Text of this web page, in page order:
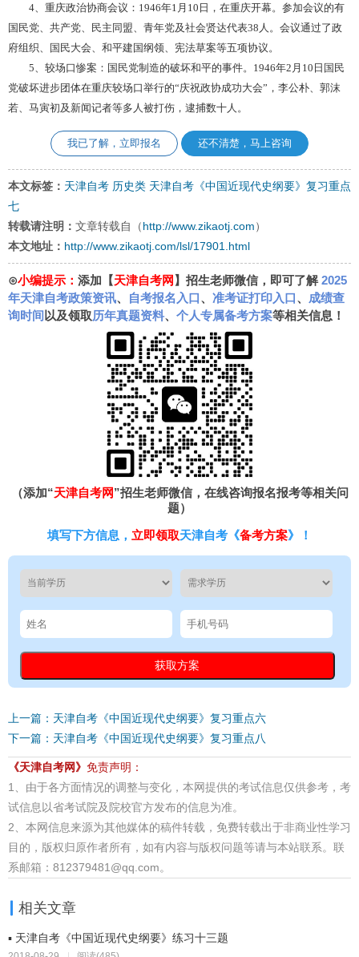
4、重庆政治协商会议：1946年1月10日，在重庆开幕。参加会议的有
国民党、共产党、民主同盟、青年党及社会贤达代表38人。会议通过了政
府组织、国民大会、和平建国纲领、宪法草案等五项协议。
5、较场口惨案：国民党制造的破坏和平的事件。1946年2月10日国民
党破坏进步团体在重庆较场口举行的“庆祝政协成功大会”，李公朴、郭沫
若、马寅初及新闻记者等多人被打伤，逮捕数十人。
我已了解，立即报名 还不清楚，马上咨询
本文标签： 天津自考 历史类 天津自考《中国近现代史纲要》复习重点
七
转载请注明： 文章转载自（ http://www.zikaotj.com ）
本文地址： http://www.zikaotj.com/lsl/17901.html
⊙小编提示： 添加【天津自考网 】招生老师微信，即可了解2025
年天津自考政策资讯、 自考报名入口、 准考证打印入口、 成绩查
询时间 以及领取历年真题资料、 个人专属备考方案等相关信息！
（添加“天津自考网”招生老师微信，在线咨询报名报考等相关问
题）
填写下方信息， 立即领取天津自考《备考方案》！
上一篇：天津自考《中国近现代史纲要》复习重点六
下一篇：天津自考《中国近现代史纲要》复习重点八
《天津自考网》 免责声明：
1、由于各方面情况的调整与变化，本网提供的考试信息仅供参考，考
试信息以省考试院及院校官方发布的信息为准。
2、本网信息来源为其他媒体的稿件转载，免费转载出于非商业性学习
目的，版权归原作者所有，如有内容与版权问题等请与本站联系。联
系邮箱：812379481@qq.com。
相关文章
▪ 天津自考《中国近现代史纲要》练习十三题